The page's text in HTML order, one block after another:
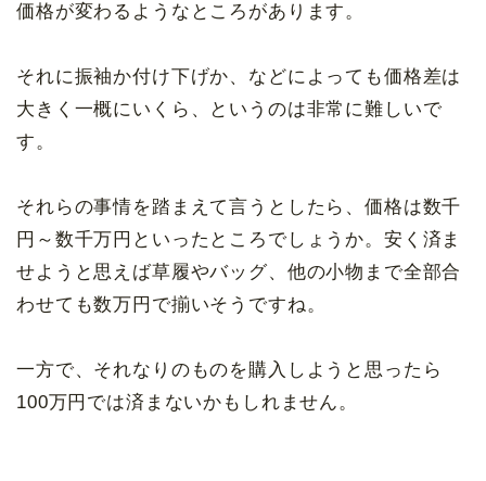
価格が変わるようなところがあります。
それに振袖か付け下げか、などによっても価格差は
大きく一概にいくら、というのは非常に難しいで
す。
それらの事情を踏まえて言うとしたら、価格は数千
円～数千万円といったところでしょうか。安く済ま
せようと思えば草履やバッグ、他の小物まで全部合
わせても数万円で揃いそうですね。
一方で、それなりのものを購入しようと思ったら
100万円では済まないかもしれません。